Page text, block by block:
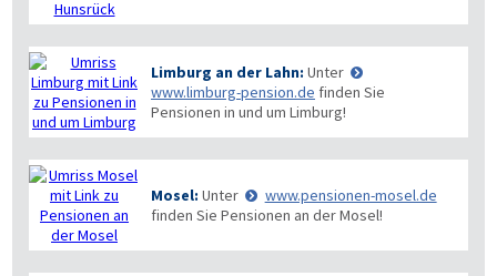
Limburg an der Lahn: Unter
www.limburg-pension.de finden Sie
Pensionen in und um Limburg!
Mosel: Unter
www.pensionen-mosel.de
finden Sie Pensionen an der Mosel!